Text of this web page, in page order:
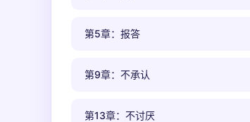
第5章：报答
第9章：不承认
第13章：不讨厌